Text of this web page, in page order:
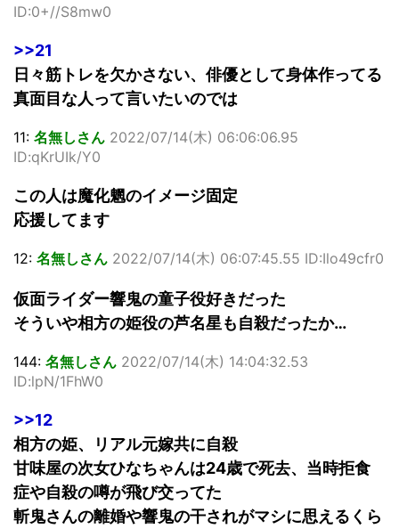
ID:0+//S8mw0
>>21
日々筋トレを欠かさない、俳優として身体作ってる
真面目な人って言いたいのでは
11: 名無しさん 2022/07/14(木) 06:06:06.95
ID:qKrUIk/Y0
この人は魔化魍のイメージ固定
応援してます
12: 名無しさん 2022/07/14(木) 06:07:45.55 ID:Ilo49cfr0
仮面ライダー響鬼の童子役好きだった
そういや相方の姫役の芦名星も自殺だったか…
144: 名無しさん 2022/07/14(木) 14:04:32.53
ID:lpN/1FhW0
>>12
相方の姫、リアル元嫁共に自殺
甘味屋の次女ひなちゃんは24歳で死去、当時拒食
症や自殺の噂が飛び交ってた
斬鬼さんの離婚や響鬼の干されがマシに思えるくら